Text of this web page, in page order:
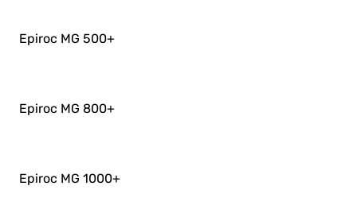
Epiroc MG 500+
Epiroc MG 800+
Epiroc MG 1000+